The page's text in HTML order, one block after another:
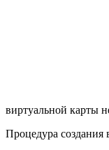
виртуальной карты
Процедура создания